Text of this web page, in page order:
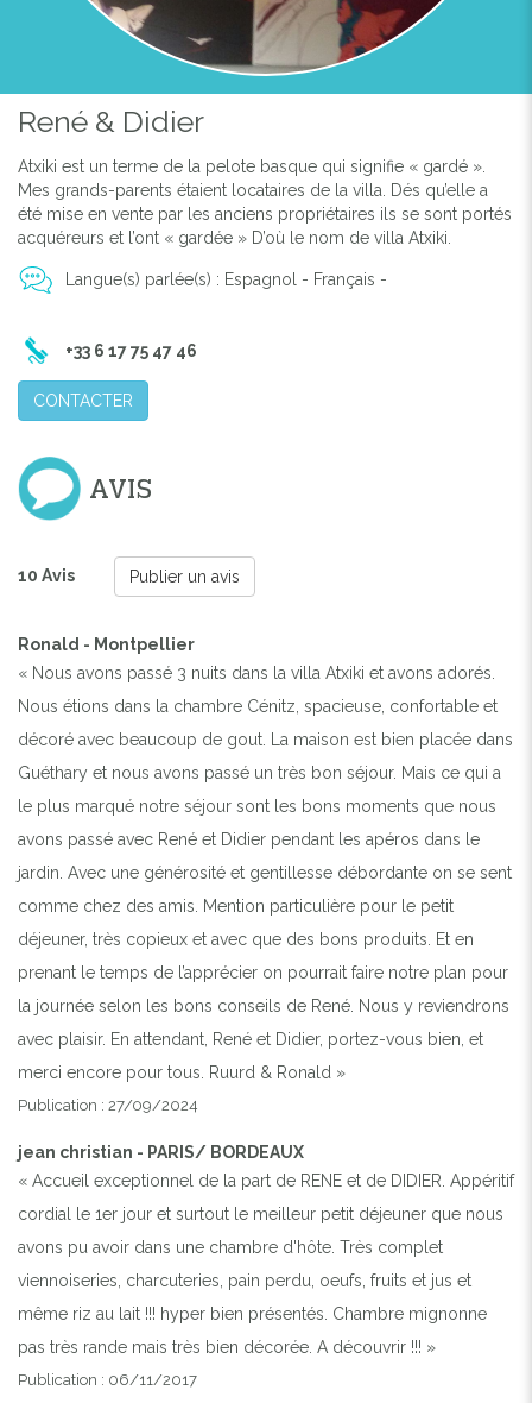
LA VILLA ATXIKI
Previous
René & Didier
Atxiki est un terme de la pelote basque qui signifie « gardé ».
Mes grands-parents étaient locataires de la villa. Dés qu’elle a
été mise en vente par les anciens propriétaires ils se sont portés
acquéreurs et l’ont « gardée » D’où le nom de villa Atxiki.
Langue(s) parlée(s) : Espagnol - Français -
+33 6 17 75 47 46
CONTACTER
AVIS
10 Avis Publier un avis
Ronald - Montpellier
« Nous avons passé 3 nuits dans la villa Atxiki et avons adorés.
Nous étions dans la chambre Cénitz, spacieuse, confortable et
décoré avec beaucoup de gout. La maison est bien placée dans
Guéthary et nous avons passé un très bon séjour. Mais ce qui a
le plus marqué notre séjour sont les bons moments que nous
avons passé avec René et Didier pendant les apéros dans le
jardin. Avec une générosité et gentillesse débordante on se sent
comme chez des amis. Mention particulière pour le petit
déjeuner, très copieux et avec que des bons produits. Et en
prenant le temps de l’apprécier on pourrait faire notre plan pour
la journée selon les bons conseils de René. Nous y reviendrons
avec plaisir. En attendant, René et Didier, portez-vous bien, et
merci encore pour tous. Ruurd & Ronald »
Publication : 27/09/2024
jean christian - PARIS/ BORDEAUX
« Accueil exceptionnel de la part de RENE et de DIDIER. Appéritif
cordial le 1er jour et surtout le meilleur petit déjeuner que nous
avons pu avoir dans une chambre d'hôte. Très complet
viennoiseries, charcuteries, pain perdu, oeufs, fruits et jus et
même riz au lait !!! hyper bien présentés. Chambre mignonne
pas très rande mais très bien décorée. A découvrir !!! »
Publication : 06/11/2017